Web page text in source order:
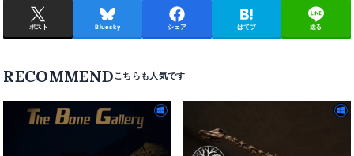
ポスト Bluesky シェア はてブ 送る
RECOMMEND